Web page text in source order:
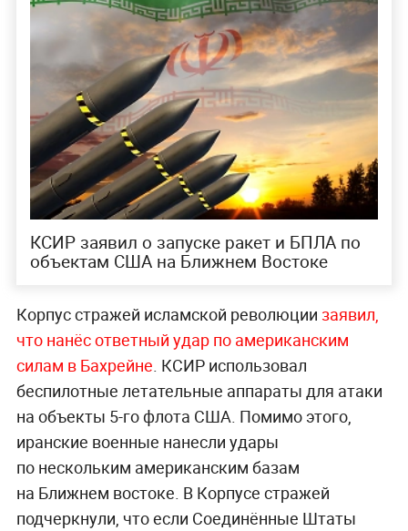
КСИР заявил о запуске ракет и БПЛА по
объектам США на Ближнем Востоке
Корпус стражей исламской революции заявил,
что нанёс ответный удар по американским
силам в Бахрейне. КСИР использовал
беспилотные летательные аппараты для атаки
на объекты 5-го флота США. Помимо этого,
иранские военные нанесли удары
по нескольким американским базам
на Ближнем востоке. В Корпусе стражей
подчеркнули, что если Соединённые Штаты